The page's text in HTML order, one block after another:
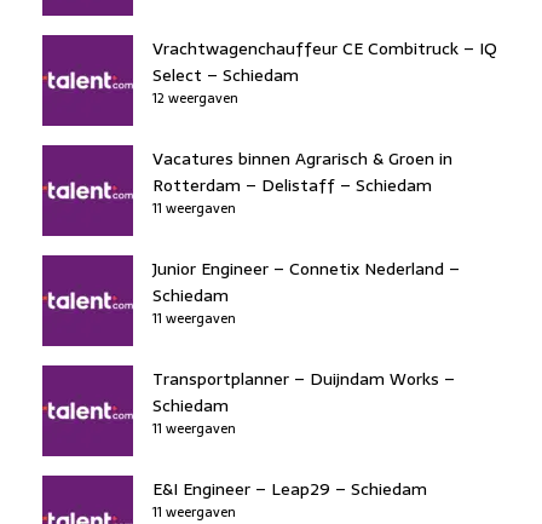
Vrachtwagenchauffeur CE Combitruck – IQ
Select – Schiedam
12 weergaven
Vacatures binnen Agrarisch & Groen in
Rotterdam – Delistaff – Schiedam
11 weergaven
Junior Engineer – Connetix Nederland –
Schiedam
11 weergaven
Transportplanner – Duijndam Works –
Schiedam
11 weergaven
E&I Engineer – Leap29 – Schiedam
11 weergaven